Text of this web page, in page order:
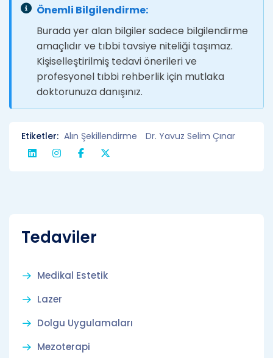
Önemli Bilgilendirme:
Burada yer alan bilgiler sadece bilgilendirme
amaçlıdır ve tıbbi tavsiye niteliği taşımaz.
Kişiselleştirilmiş tedavi önerileri ve
profesyonel tıbbi rehberlik için mutlaka
doktorunuza danışınız.
Etiketler: Alın Şekillendirme Dr. Yavuz Selim Çınar
Tedaviler
Medikal Estetik
Lazer
Dolgu Uygulamaları
Mezoterapi